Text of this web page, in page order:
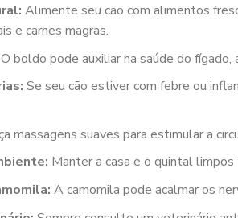
Alimente seu cão com alimentos
e carnes magras.
O boldo pode auxiliar na saúde do
Se seu cão estiver com febre ou
massagens suaves para estimular a
Manter a casa e o quintal
A camomila pode acalmar os